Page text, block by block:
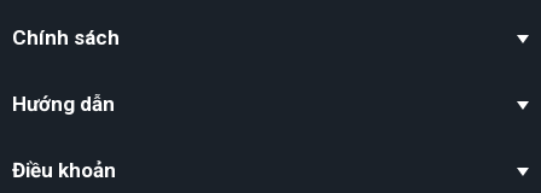
Chính sách
Hướng dẫn
Điều khoản